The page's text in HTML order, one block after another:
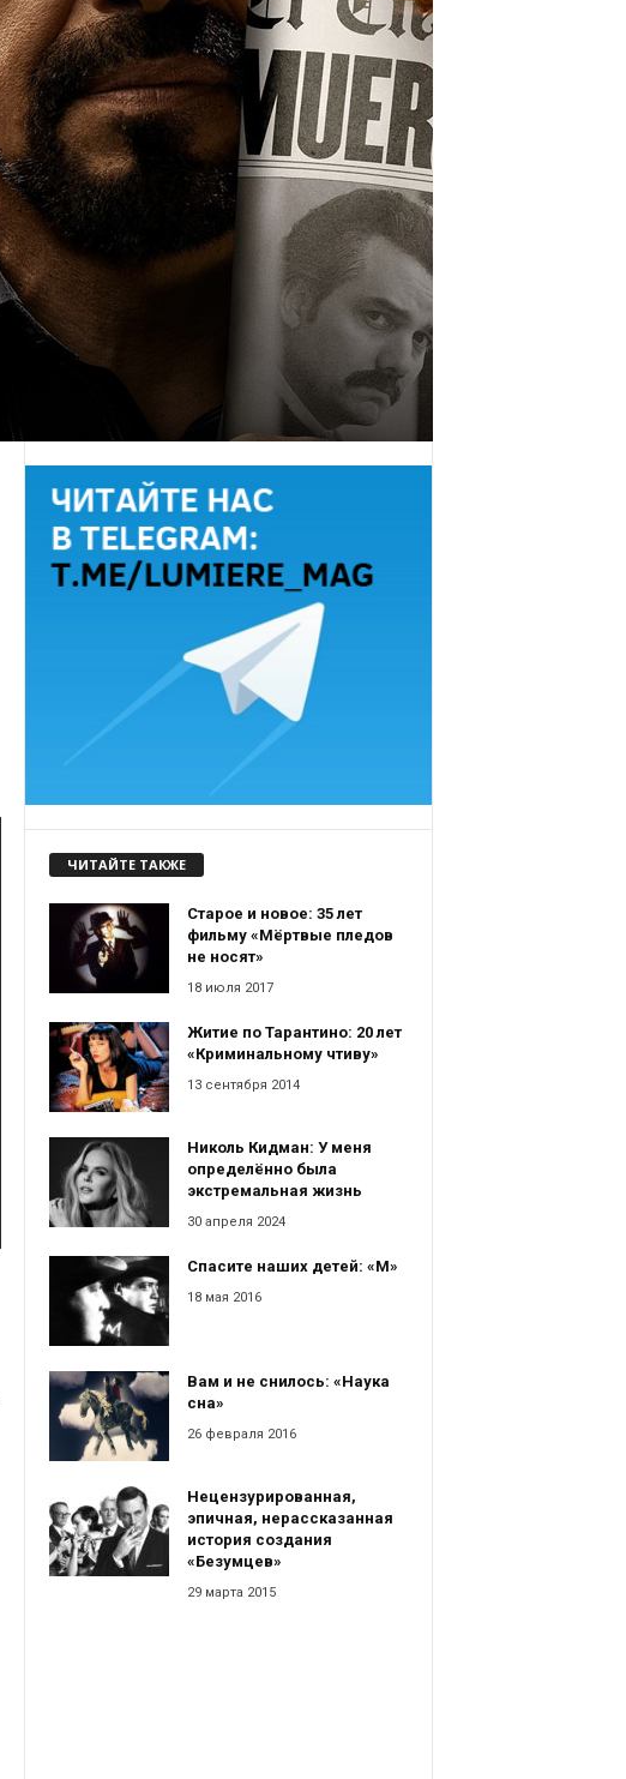
ЧИТАЙТЕ ТАКЖЕ
Старое и новое: 35 лет
фильму «Мёртвые пледов
не носят»
18 июля 2017
Житие по Тарантино: 20 лет
«Криминальному чтиву»
13 сентября 2014
Николь Кидман: У меня
определённо была
экстремальная жизнь
30 апреля 2024
Спасите наших детей: «М»
18 мая 2016
Вам и не снилось: «Наука
сна»
26 февраля 2016
Нецензурированная,
эпичная, нерассказанная
история создания
«Безумцев»
29 марта 2015